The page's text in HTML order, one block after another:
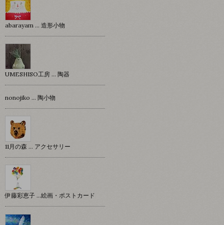
abarayam … 造形小物
UMESHISO工房 … 陶器
nonojiko ... 陶小物
11月の森 … アクセサリー
伊藤彩恵子 …絵画・ポストカード